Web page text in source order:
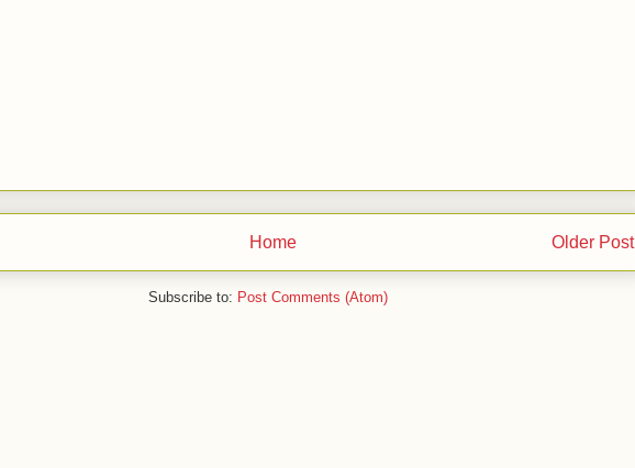
Older Post
Home
Subscribe to: Post Comments (Atom)